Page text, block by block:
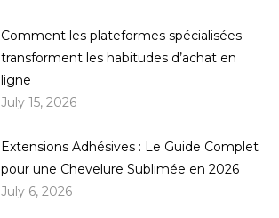
Comment les plateformes spécialisées
transforment les habitudes d’achat en
ligne
July 15, 2026
Extensions Adhésives : Le Guide Complet
pour une Chevelure Sublimée en 2026
July 6, 2026